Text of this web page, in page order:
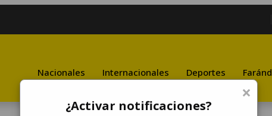
Nacionales Internacionales Deportes
×
¿Activar notificaciones?